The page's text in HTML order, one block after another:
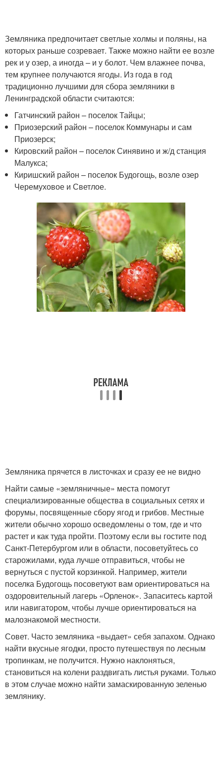
Земляника предпочитает светлые холмы и поляны, на
которых раньше созревает. Также можно найти ее возле
рек и у озер, а иногда – и у болот. Чем влажнее почва,
тем крупнее получаются ягоды. Из года в год
традиционно лучшими для сбора земляники в
Ленинградской области считаются:
Гатчинский район – поселок Тайцы;
Приозерский район – поселок Коммунары и сам
Приозерск;
Кировский район – поселок Синявино и ж/д станция
Малукса;
Киришский район – поселок Будогощь, возле озер
Черемуховое и Светлое.
Земляника прячется в листочках и сразу ее не видно
Найти самые «земляничные» места помогут
специализированные общества в социальных сетях и
форумы, посвященные сбору ягод и грибов. Местные
жители обычно хорошо осведомлены о том, где и что
растет и как туда пройти. Поэтому если вы гостите под
Санкт-Петербургом или в области, посоветуйтесь со
старожилами, куда лучше отправиться, чтобы не
вернуться с пустой корзинкой. Например, жители
поселка Будогощь посоветуют вам ориентироваться на
оздоровительный лагерь «Орленок». Запаситесь картой
или навигатором, чтобы лучше ориентироваться на
малознакомой местности.
Совет. Часто земляника «выдает» себя запахом. Однако
найти вкусные ягодки, просто путешествуя по лесным
тропинкам, не получится. Нужно наклоняться,
становиться на колени раздвигать листья руками. Только
в этом случае можно найти замаскированную зеленью
землянику.